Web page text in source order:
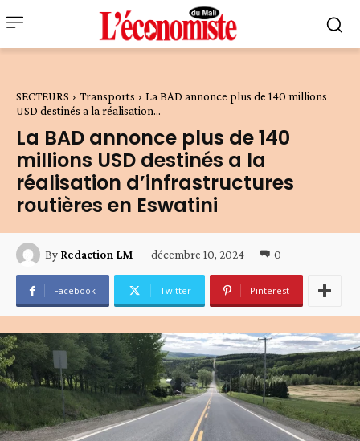
SECTEURS Transports
La BAD annonce plus de 140 millions
USD destinés a la réalisation...
La BAD annonce plus de 140
millions USD destinés a la
réalisation d’infrastructures
routières en Eswatini
By Redaction LM décembre 10, 2024 0
Facebook Twitter Pinterest